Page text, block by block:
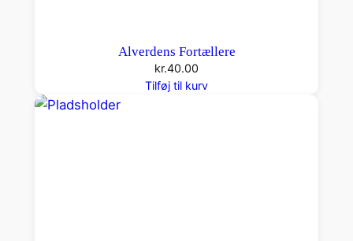
Alverdens Fortællere
kr.40.00
Tilføj til kurv